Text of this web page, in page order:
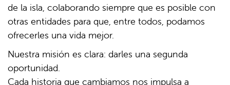
de la isla, colaborando siempre que es posible con
otras entidades para que, entre todos, podamos
ofrecerles una vida mejor.
Nuestra misión es clara: darles una segunda
oportunidad.
Cada historia que cambiamos nos impulsa a